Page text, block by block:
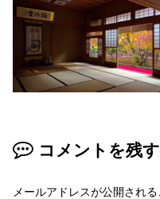
コメントを残す
メールアドレスが公開される